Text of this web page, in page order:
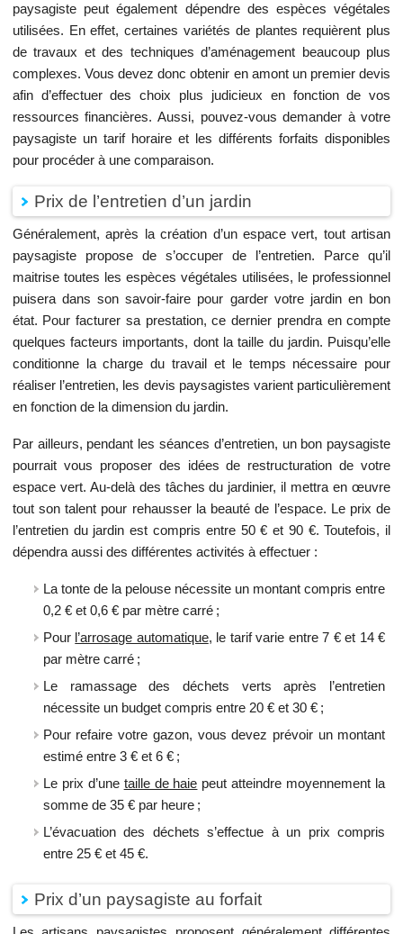
paysagiste peut également dépendre des espèces végétales
utilisées. En effet, certaines variétés de plantes requièrent plus
de travaux et des techniques d’aménagement beaucoup plus
complexes. Vous devez donc obtenir en amont un premier devis
afin d’effectuer des choix plus judicieux en fonction de vos
ressources financières. Aussi, pouvez-vous demander à votre
paysagiste un tarif horaire et les différents forfaits disponibles
pour procéder à une comparaison.
Prix de l’entretien d’un jardin
Généralement, après la création d’un espace vert, tout artisan
paysagiste propose de s’occuper de l’entretien. Parce qu’il
maitrise toutes les espèces végétales utilisées, le professionnel
puisera dans son savoir-faire pour garder votre jardin en bon
état. Pour facturer sa prestation, ce dernier prendra en compte
quelques facteurs importants, dont la taille du jardin. Puisqu’elle
conditionne la charge du travail et le temps nécessaire pour
réaliser l’entretien, les devis paysagistes varient particulièrement
en fonction de la dimension du jardin.
Par ailleurs, pendant les séances d’entretien, un bon paysagiste
pourrait vous proposer des idées de restructuration de votre
espace vert. Au-delà des tâches du jardinier, il mettra en œuvre
tout son talent pour rehausser la beauté de l’espace. Le prix de
l’entretien du jardin est compris entre 50 € et 90 €. Toutefois, il
dépendra aussi des différentes activités à effectuer :
La tonte de la pelouse nécessite un montant compris entre
0,2 € et 0,6 € par mètre carré ;
Pour l’arrosage automatique, le tarif varie entre 7 € et 14 €
par mètre carré ;
Le ramassage des déchets verts après l’entretien
nécessite un budget compris entre 20 € et 30 € ;
Pour refaire votre gazon, vous devez prévoir un montant
estimé entre 3 € et 6 € ;
Le prix d’une taille de haie peut atteindre moyennement la
somme de 35 € par heure ;
L’évacuation des déchets s’effectue à un prix compris
entre 25 € et 45 €.
Prix d’un paysagiste au forfait